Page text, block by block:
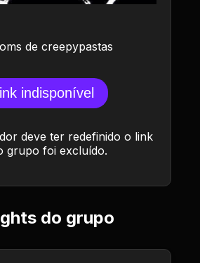
de creepypastas
indisponível
deve ter redefinido o link
grupo foi excluído.
do grupo